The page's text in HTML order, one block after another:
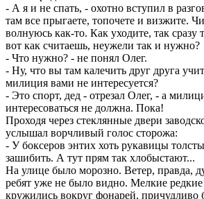
- А я и не спать, - охотно вступил в
там все прыгаете, топочете и визжите.
волнуюсь как-то. Как уходите, так
вот как считаешь, неужели так и нужно?
- Что нужно? - не понял Олег.
- Ну, что вы там калечить друг друга
милиция вами не интересуется?
- Это спорт, дед - отрезал Олег, - а
интересоваться не должна. Пока!
Проходя через стеклянные двери
услышал ворчливый голос сторожа:
- У боксеров энтих хоть рукавицы
зашибить. А тут прям так хлобыстают...
На улице было морозно. Ветер, правда,
ребят уже не было видно. Мелкие
кружились вокруг фонарей, причудливо